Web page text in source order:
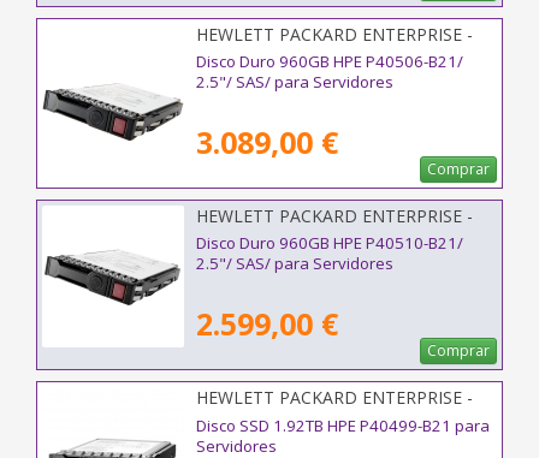
HEWLETT PACKARD ENTERPRISE -
P40506-B21
Disco Duro 960GB HPE P40506-B21/
2.5"/ SAS/ para Servidores
3.089,00 €
Comprar
HEWLETT PACKARD ENTERPRISE -
P40510-B21
Disco Duro 960GB HPE P40510-B21/
2.5"/ SAS/ para Servidores
2.599,00 €
Comprar
HEWLETT PACKARD ENTERPRISE -
P40499-B21
Disco SSD 1.92TB HPE P40499-B21 para
Servidores